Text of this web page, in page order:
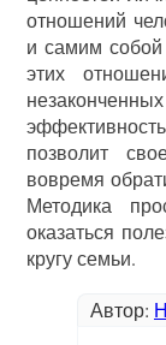
отношений
и самим собой
этих
позволит
вовремя
Методика
оказаться
кругу семьи.
Автор: